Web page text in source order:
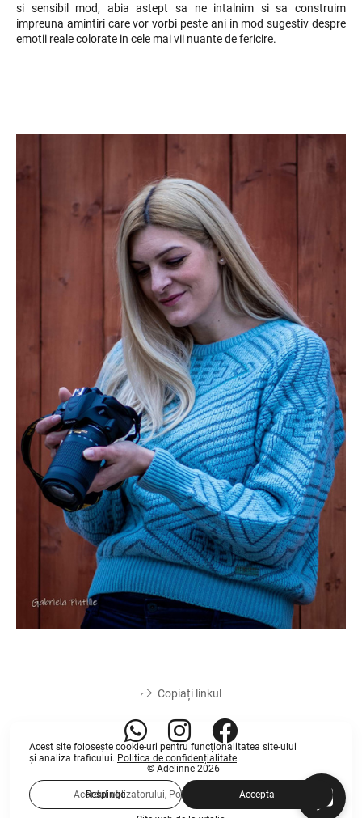
si sensibil mod, abia astept sa ne intalnim si sa construim
impreuna amintiri care vor vorbi peste ani in mod sugestiv despre
emotii reale colorate in cele mai vii nuante de fericire.
Copiați linkul
© Adelinne 2026
Acordul utilizatorului, Politica de confidențialitate
Acest site folosește cookie-uri pentru funcționalitatea site-ului
și analiza traficului. Politica de confidențialitate
Respinge Accepta